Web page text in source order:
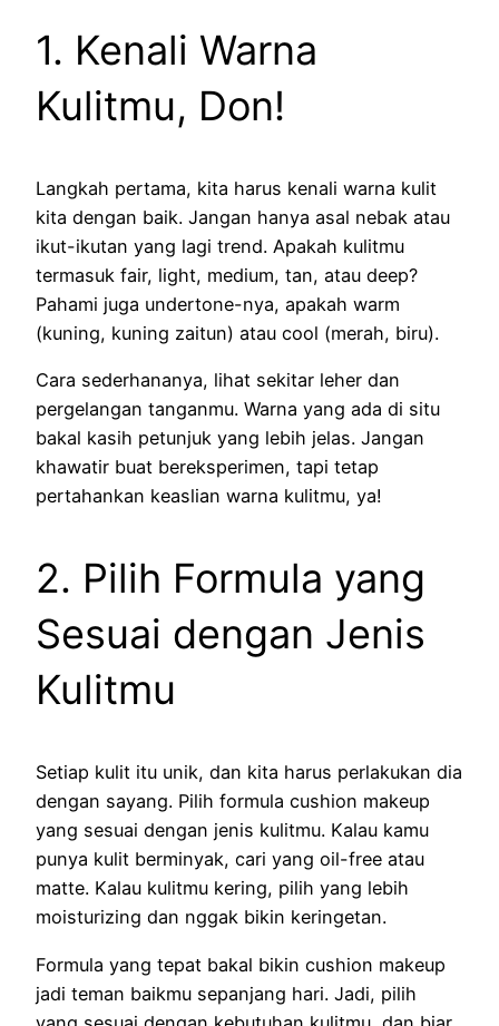
1. Kenali Warna
Kulitmu, Don!
Langkah pertama, kita harus kenali warna kulit
kita dengan baik. Jangan hanya asal nebak atau
ikut-ikutan yang lagi trend. Apakah kulitmu
termasuk fair, light, medium, tan, atau deep?
Pahami juga undertone-nya, apakah warm
(kuning, kuning zaitun) atau cool (merah, biru).
Cara sederhananya, lihat sekitar leher dan
pergelangan tanganmu. Warna yang ada di situ
bakal kasih petunjuk yang lebih jelas. Jangan
khawatir buat bereksperimen, tapi tetap
pertahankan keaslian warna kulitmu, ya!
2. Pilih Formula yang
Sesuai dengan Jenis
Kulitmu
Setiap kulit itu unik, dan kita harus perlakukan dia
dengan sayang. Pilih formula cushion makeup
yang sesuai dengan jenis kulitmu. Kalau kamu
punya kulit berminyak, cari yang oil-free atau
matte. Kalau kulitmu kering, pilih yang lebih
moisturizing dan nggak bikin keringetan.
Formula yang tepat bakal bikin cushion makeup
jadi teman baikmu sepanjang hari. Jadi, pilih